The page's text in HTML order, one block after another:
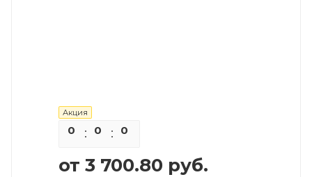
Акция
0 0 0
от 3 700.80 руб.